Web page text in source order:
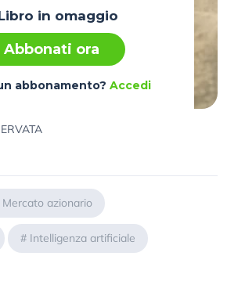
in omaggio
Abbonati ora
abbonamento? Accedi
Mercato azionario
# Intelligenza artificiale